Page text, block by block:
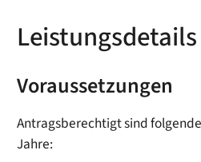
Leistungsdetails
Voraussetzungen
Antragsberechtigt sind
Jahre: